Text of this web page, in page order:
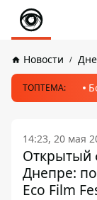
Новости
ТОПТЕМА:
14:23, 20 мая
Открытый
Днепре:
Eco Film